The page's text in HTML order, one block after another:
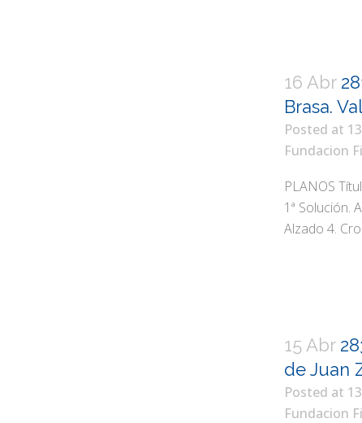
16 Abr
Brasa.
Posted at
Fundacion
PLANOS
1ª Solución.
Alzado 4.
15 Abr
de Juan
Posted at
Fundacion